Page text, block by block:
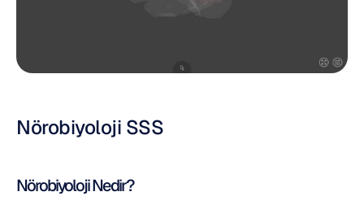
Nörobiyoloji SSS
Nörobiyoloji Nedir?